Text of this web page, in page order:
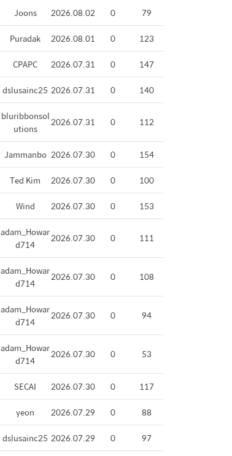
Joons 2026.08.02 0
79
Puradak 2026.08.01 0
123
CPAPC 2026.07.31 0
147
dslusainc25 2026.07.31 0 140
bluribbonsol
utions
2026.07.31 0 112
Jammanbo 2026.07.30 0
154
Ted Kim 2026.07.30 0
100
Wind 2026.07.30 0 153
adam_Howar
d714
2026.07.30 0 111
adam_Howar
d714
2026.07.30 0 108
adam_Howar
d714
2026.07.30 0 94
adam_Howar
d714
2026.07.30 0 53
SECAI 2026.07.30 0
117
yeon 2026.07.29 0
88
dslusainc25 2026.07.29 0
97